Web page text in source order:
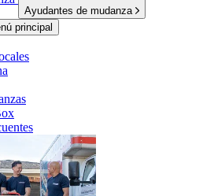
Ayudantes de mudanza
principal